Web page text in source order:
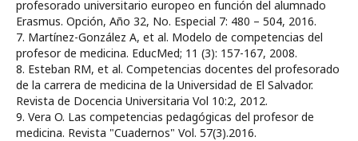
profesorado universitario europeo en función del alumnado
Erasmus. Opción, Año 32, No. Especial 7: 480 – 504, 2016.
7. Martínez-González A, et al. Modelo de competencias del
profesor de medicina. EducMed; 11 (3): 157-167, 2008.
8. Esteban RM, et al. Competencias docentes del profesorado
de la carrera de medicina de la Universidad de El Salvador.
Revista de Docencia Universitaria Vol 10:2, 2012.
9. Vera O. Las competencias pedagógicas del profesor de
medicina. Revista "Cuadernos" Vol. 57(3).2016.